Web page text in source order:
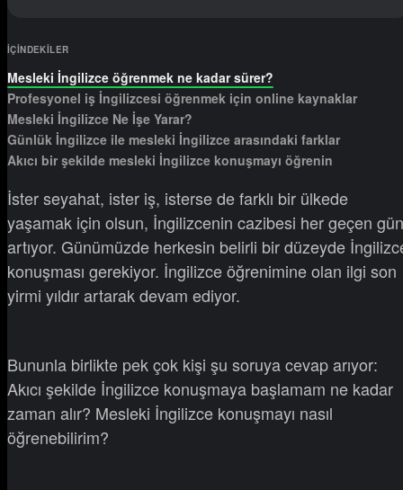
IÇINDEKILER
Mesleki İngilizce öğrenmek ne kadar sürer?
Profesyonel iş İngilizcesi öğrenmek için online kaynaklar
Mesleki İngilizce Ne İşe Yarar?
Günlük İngilizce ile mesleki İngilizce arasındaki farklar
Akıcı bir şekilde mesleki İngilizce konuşmayı öğrenin
İster seyahat, ister iş, isterse de farklı bir ülkede
yaşamak için olsun, İngilizcenin cazibesi her geçen gün
artıyor. Günümüzde herkesin belirli bir düzeyde
konuşması gerekiyor. İngilizce öğrenimine olan ilgi son
yirmi yıldır artarak devam ediyor.
Bununla birlikte pek çok kişi şu soruya cevap arıyor:
Akıcı şekilde İngilizce konuşmaya başlamam ne kadar
zaman alır? Mesleki İngilizce konuşmayı nasıl
öğrenebilirim?